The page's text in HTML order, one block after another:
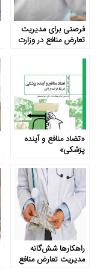
فرصتی برای مدیریت
تعارض منافع در وزارت
«تضاد منافع و آینده
پزشکی»
راهکارها شش‌گانه
مدیریت تعارض منافع